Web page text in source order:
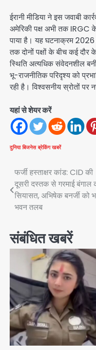
ईरानी मीडिया ने इस जवाबी
अमेरिकी पक्ष अभी तक IRGC
पाया है। यह घटनाक्रम
तक दोनों पक्षों के बीच कई
स्थिति अत्यधिक संवेदनशील
भू-राजनीतिक परिदृश्य को
रही है। विश्वसनीय स्रोतों पर
यहां से शेयर करें
दुनिया बिजनेस ब्रेकिंग खबरें
Post
navigation
फर्जी हस्ताक्षर कांड: CID की
दूसरी दस्तक से गरमाई बंगाल
सियासत, अभिषेक बनर्जी को
भवन तलब
संबंधित खबरें